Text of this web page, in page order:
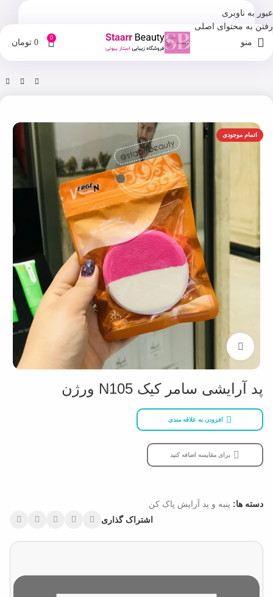
عبور به ناوبری
رفتن به محتوای اصلی
منو 0
0 تومان
خانه فروشگاه پنبه و پد آرایش پاک کن
اتمام موجودی
بزرگنمایی تصویر
پد آرایشی سامر کیک N105 ورژن
افزودن به علاقه مندی
برای مقایسه اضافه کنید
دسته ها: پنبه و پد آرایش پاک کن
اشتراک گذاری